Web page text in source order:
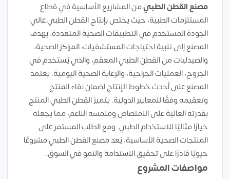
مصنع القطن الطبيمن المشاريع الأساسية في قطاع
المستلزمات الطبية، حيث يختص بإنتاج القطن الطبي عالي
الجودة المستخدم في التطبيقات الصحية المتعددة. يهدف
المصنع إلى تلبية احتياجات المستشفيات، المراكز الصحية،
والصيدليات من القطن الطبي المعقم، والذي يُستخدم في
الجروح، العمليات الجراحية، والرعاية الصحية اليومية. يعتمد
المصنع على أحدث خطوط الإنتاج لضمان نقاء المنتج
وتعقيمه وفقًا للمعايير الدولية. يتميز القطن الطبي المنتج
بقدرته العالية على الامتصاص وملمسه الناعم، مما يجعله
خيارًا مثاليًا للاستخدام الطبي. ومع الطلب المستمر على
المنتجات الصحية الأساسية، يُعد مصنع القطن الطبي مشروعًا
حيويًا قادرًا على تحقيق الاستدامة والنمو في السوق.
مواصفات المشروع